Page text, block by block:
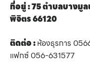
ที่อยู่ : 75 ตำบลบางมู
พิจิตร 66120
ติดต่อ :ห้องธุรการ
แฟกซ์ 056-631577